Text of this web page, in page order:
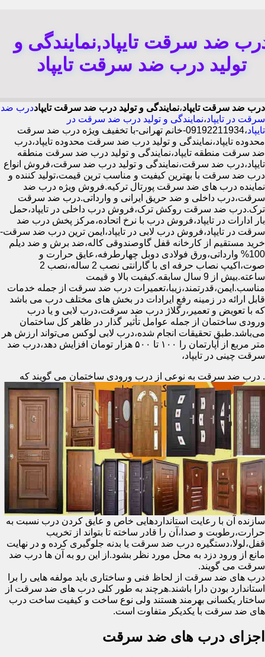
ضد سرقت تایپاد,نمایندگی و
تولید درب ضد سرقت تایپاد
درب ضد سرقت تایپاد،نمایندگی و تولید درب ضد سرقت تایپاددرب ضد
سرقت در تایپاد،نمایندگی و تولید درب ضد سرقت در
تایپاد
،09192211934-خانم تهرانی-با تخفیف ویژه درب ضد سرقت
محدوده تایپاد،نمایندگی و تولید درب ضد سرقت محدوده تایپاد،درب
ضد سرقت منطقه تایپاد،نمایندگی و تولید درب ضد سرقت منطقه
تایپاد،درب ضد سرقت،نمایندگی و تولید درب ضد سرقت،فروش انواع
درب ضد سرقت با بهترین کیفیت و مناسب ترین قیمت،تولید کننده و
نماینده درب های ضد سرقت پورتال ترکیه.فروش ویژه درب ضد
سرقت،درب داخلی و ضد حریق ایرانی و وارداتی.درب ضد سرقت
ترک.درب ضد سرقت روکش ترک،فروش درب داخلی در تایپاد،حمل
بار ادارات در تایپاد،فروش درب با نرخ اتحاده،مرکز پخش درب ضد
سرقت در تایپاد،فروش درب لابی در تایپاد،ایمن ترین درب ضد سرقت-
خرید مستقیم از کارخانه قفل گاوصندوقی کاله،ضد برش و ضد دیلم
100% وارداتی،ورق فولادی دوبل چهارطرفه،عایق حرارت و
صوت،اکیپ نصاب حرفه ای با گارانتی نصب 2 ساله،نصب 2
ساعته.بیش از 9 سال سابقه.کیفیت بالا و قیمت
مناسب.ایمن،قدرتمند،زیبا،تعمیرات درب ضد سرقت از جمله خدمات
قابل ارائه در زمینه رفع ایرادات در بخش های مختلف درب می باشد
که با تعویض و تعمیر،رگلاژ درب ضد سرقت،درب لابی و یا درب
ورودی ساختمان از جمله عوامل تأثیر گذار در ظاهر کل ساختمان
می‌باشد.طبق تحقیقات انجام شده،درب لابی لوکس می‌تواند ارزش هر
متر مربع از آپارتمان را ۱۰۰ تا ۵۰۰ هزار تومان افزایش دهد،درب ضد
سرقت چینی در تایپاد،
. درب ضد سرقت به نوعی از درب ورودی ساختمان می گویند که
سازنده آن با رعایت استانداردهایی خاص و عایق کردن درب نسبت به
حرارت،رطوبت و صدا،آن را قادر ساخته تا بتواند از تخریب
قفل،لولا،دستگیره درب ضد سرقت یا بدنه جلوگیری کرده و در نهایت
مانع از ورود دزد به محل مورد نظر بشود.از این رو به آن ها درب ضد
سرقت می گویند.
درب های ضد سرقت از لحاظ فنی و ساختاری باید مولفه هایی را برا
استاندارد بودن دارا باشند.هرچند به طور کلی درب های ضد سرقت از
ساختار یکسانی بهرمند هستند ولی نوع ساخت و کیفیت ساخت درب
های ضد سرقت با یکدیکر متفاوت است.
اجزای درب های ضد سرقت